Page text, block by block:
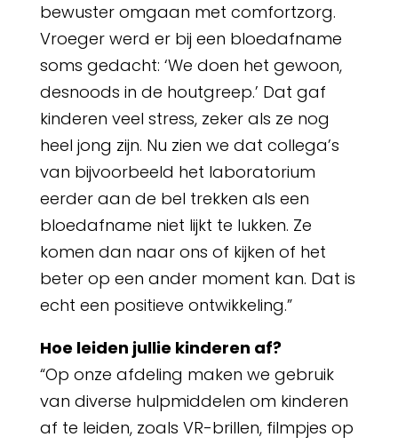
bewuster omgaan met comfortzorg.
Vroeger werd er bij een bloedafname
soms gedacht: ‘We doen het gewoon,
desnoods in de houtgreep.’ Dat gaf
kinderen veel stress, zeker als ze nog
heel jong zijn. Nu zien we dat collega’s
van bijvoorbeeld het laboratorium
eerder aan de bel trekken als een
bloedafname niet lijkt te lukken. Ze
komen dan naar ons of kijken of het
beter op een ander moment kan. Dat is
echt een positieve ontwikkeling.”
Hoe leiden jullie kinderen af?
“Op onze afdeling maken we gebruik
van diverse hulpmiddelen om kinderen
af te leiden, zoals VR-brillen, filmpjes op